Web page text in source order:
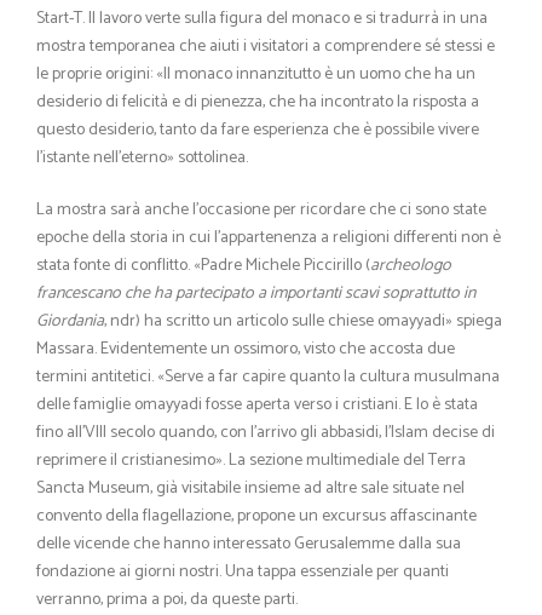
Start-T. Il lavoro verte sulla figura del monaco e si tradurrà in una
mostra temporanea che aiuti i visitatori a comprendere sé stessi e
le proprie origini: «Il monaco innanzitutto è un uomo che ha un
desiderio di felicità e di pienezza, che ha incontrato la risposta a
questo desiderio, tanto da fare esperienza che è possibile vivere
l’istante nell’eterno» sottolinea.
La mostra sarà anche l’occasione per ricordare che ci sono state
epoche della storia in cui l’appartenenza a religioni differenti non è
stata fonte di conflitto. «Padre Michele Piccirillo (archeologo
francescano che ha partecipato a importanti scavi soprattutto in
Giordania, ndr) ha scritto un articolo sulle chiese omayyadi» spiega
Massara. Evidentemente un ossimoro, visto che accosta due
termini antitetici. «Serve a far capire quanto la cultura musulmana
delle famiglie omayyadi fosse aperta verso i cristiani. E lo è stata
fino all’VIII secolo quando, con l’arrivo gli abbasidi, l’Islam decise di
reprimere il cristianesimo». La sezione multimediale del Terra
Sancta Museum, già visitabile insieme ad altre sale situate nel
convento della flagellazione, propone un excursus affascinante
delle vicende che hanno interessato Gerusalemme dalla sua
fondazione ai giorni nostri. Una tappa essenziale per quanti
verranno, prima a poi, da queste parti.